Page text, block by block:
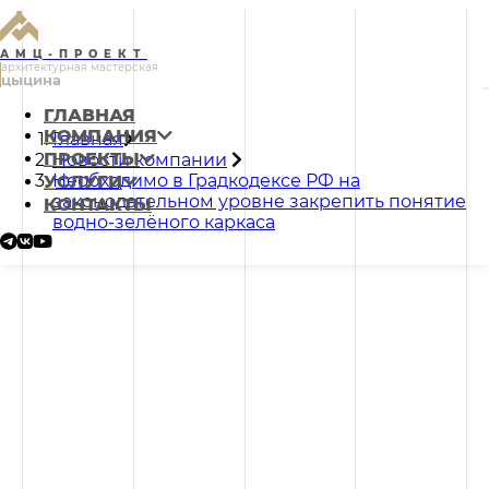
АМЦ-ПРОЕКТ
архитектурная мастерская
цыцина
ГЛАВНАЯ
КОМПАНИЯ
ПРОЕКТЫ
УСЛУГИ
КОНТАКТЫ
Главная
Новости компании
Необходимо в Градкодексе РФ на
законодательном уровне закрепить понятие
водно-зелёного каркаса